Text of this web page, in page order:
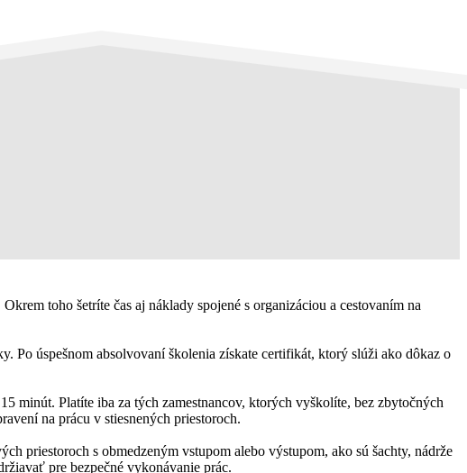
toho šetríte čas aj náklady spojené s organizáciou a cestovaním na
Po úspešnom absolvovaní školenia získate certifikát, ktorý slúži ako dôkaz o
minút. Platíte iba za tých zamestnancov, ktorých vyškolíte, bez zbytočných
na prácu v stiesnených priestoroch.
priestoroch s obmedzeným vstupom alebo výstupom, ako sú šachty, nádrže
pre bezpečné vykonávanie prác.